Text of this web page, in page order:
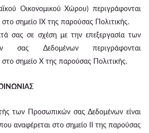
Οικονομικού Χώρου) περιγράφονται
σημείο IX της παρούσας Πολιτικής.
σας σε σχέση με την επεξεργασία των
σας Δεδομένων περιγράφονται
σημείο X της παρούσας Πολιτικής.
των Προσωπικών σας Δεδομένων είναι
αναφέρεται στο σημείο II της παρούσας